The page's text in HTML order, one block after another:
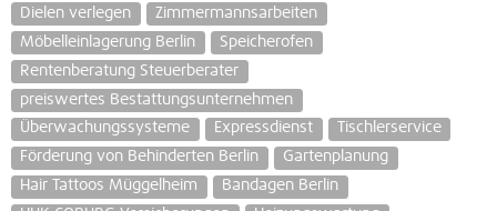
Dielen verlegen
Zimmermannsarbeiten
Möbelleinlagerung Berlin
Speicherofen
Rentenberatung Steuerberater
preiswertes Bestattungsunternehmen
Überwachungssysteme
Expressdienst
Tischlerservice
Förderung von Behinderten Berlin
Gartenplanung
Hair Tattoos Müggelheim
Bandagen Berlin